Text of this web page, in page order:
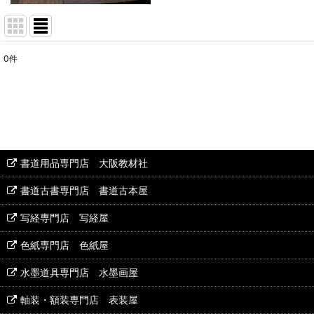
0件
書道用品専門店 大阪教材社
書道古書専門店 書道古本屋
写経専門店 写経屋
色紙専門店 色紙屋
水墨道具専門店 水墨画屋
軸装・額装専門店 表装屋